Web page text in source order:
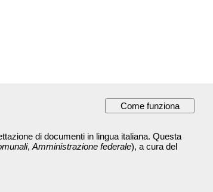
di documenti in lingua italiana. Questa
, Amministrazione federale), a cura del